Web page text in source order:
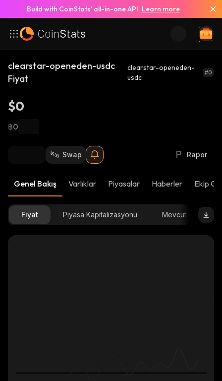
Build with CoinStats’ all-in-one API. Learn more
clearstar-openeden-usdc
Fiyat
clearstar-openeden-
usdc
#0
$0
฿0
Swap Rapor
Genel Bakış Varlıklar Piyasalar Haberler Ekip
Fiyat Piyasa Kapitalizasyonu Mevcut arz